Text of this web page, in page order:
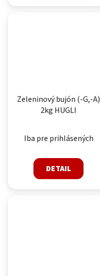
Zeleninový bujón (-G,-A)
2kg HUGLI
Iba pre prihlásených
DETAIL